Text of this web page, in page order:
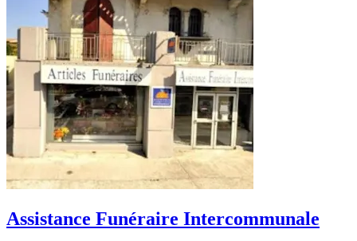
Assistance Funéraire Intercommunale